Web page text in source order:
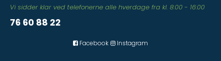
Vi sidder klar ved telefonerne alle hverdage fra kl. 8:00 - 16:00
76 60 88 22
Facebook Instagram